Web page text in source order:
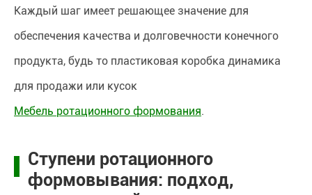
Каждый шаг имеет решающее значение для
обеспечения качества и долговечности конечного
продукта, будь то пластиковая коробка динамика
для продажи или кусок
Мебель ротационного формования.
Ступени ротационного
формовывания: подход,